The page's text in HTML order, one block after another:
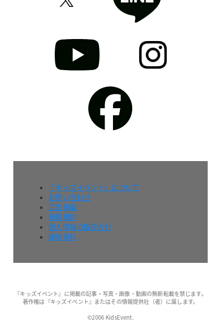
『キッズイベント』について
お問い合わせ
広告掲載
利用規約
個人情報の取扱方針
媒体資料
『キッズイベント』に掲載の記事・写真・画像・動画の無断転載を禁じます。
著作権は『キッズイベント』またはその情報提供社（者）に属します。
©2006 KidsEvent.